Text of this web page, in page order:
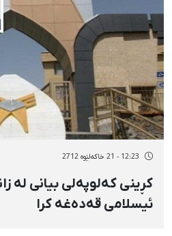
12:23 - 21 خاکەلێوه 2712
كڕینی كەلوپەلی بیانی لە
ئیسلامی قەدەغە كرا